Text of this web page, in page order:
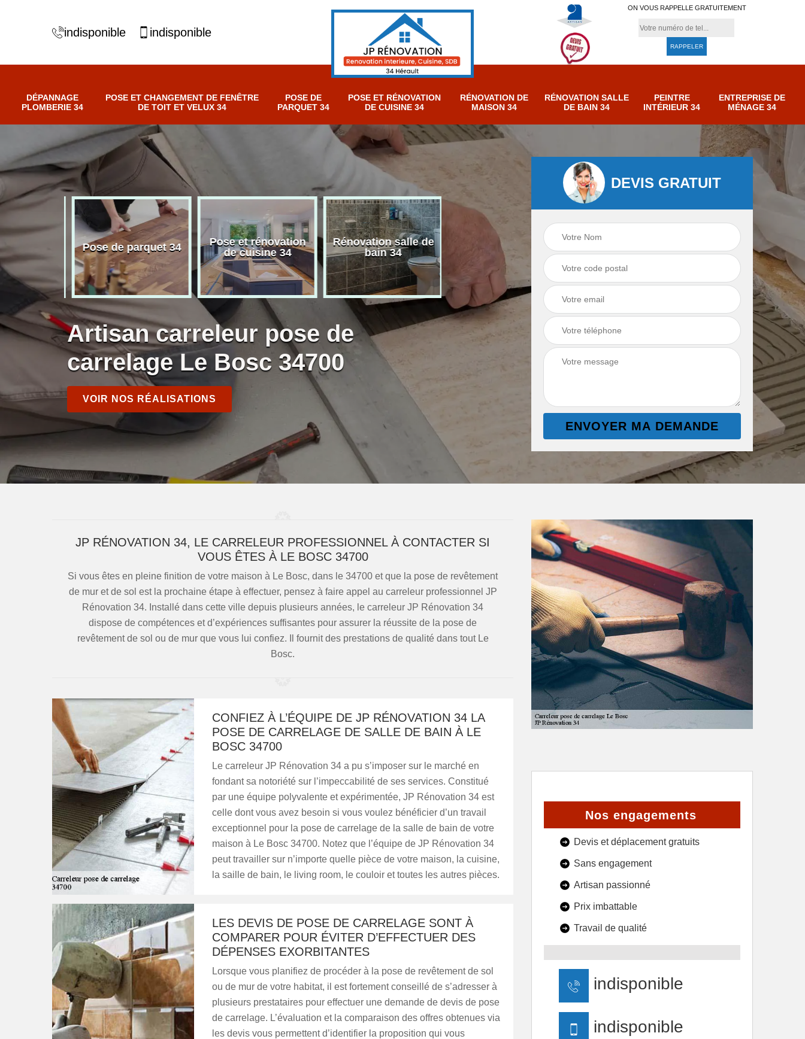
indisponible indisponible
ON VOUS RAPPELLE GRATUITEMENT
DÉPANNAGE
PLOMBERIE 34
POSE ET CHANGEMENT DE FENÊTRE
DE TOIT ET VELUX 34
POSE DE
PARQUET 34
POSE ET RÉNOVATION
DE CUISINE 34
RÉNOVATION DE
MAISON 34
RÉNOVATION SALLE
DE BAIN 34
PEINTRE
INTÉRIEUR 34
ENTREPRISE DE
MÉNAGE 34
et
toit et
34
Pose de parquet 34
Pose et rénovation
de cuisine 34
Rénovation salle de
bain 34
Peintre intérieur 34
Entreprise de
ménage 34
Dépannage
plomberie 34
Artisan carreleur pose de
carrelage Le Bosc 34700
VOIR NOS RÉALISATIONS
DEVIS GRATUIT
JP RÉNOVATION 34, LE CARRELEUR PROFESSIONNEL À CONTACTER SI
VOUS ÊTES À LE BOSC 34700
Si vous êtes en pleine finition de votre maison à Le Bosc, dans le 34700 et que la pose de revêtement
de mur et de sol est la prochaine étape à effectuer, pensez à faire appel au carreleur professionnel JP
Rénovation 34. Installé dans cette ville depuis plusieurs années, le carreleur JP Rénovation 34
dispose de compétences et d’expériences suffisantes pour assurer la réussite de la pose de
revêtement de sol ou de mur que vous lui confiez. Il fournit des prestations de qualité dans tout Le
Bosc.
CONFIEZ À L’ÉQUIPE DE JP RÉNOVATION 34 LA
POSE DE CARRELAGE DE SALLE DE BAIN À LE
BOSC 34700
Le carreleur JP Rénovation 34 a pu s’imposer sur le marché en
fondant sa notoriété sur l’impeccabilité de ses services. Constitué
par une équipe polyvalente et expérimentée, JP Rénovation 34 est
celle dont vous avez besoin si vous voulez bénéficier d’un travail
exceptionnel pour la pose de carrelage de la salle de bain de votre
maison à Le Bosc 34700. Notez que l’équipe de JP Rénovation 34
peut travailler sur n’importe quelle pièce de votre maison, la cuisine,
la saille de bain, le living room, le couloir et toutes les autres pièces.
LES DEVIS DE POSE DE CARRELAGE SONT À
COMPARER POUR ÉVITER D’EFFECTUER DES
DÉPENSES EXORBITANTES
Lorsque vous planifiez de procéder à la pose de revêtement de sol
ou de mur de votre habitat, il est fortement conseillé de s’adresser à
plusieurs prestataires pour effectuer une demande de devis de pose
de carrelage. L’évaluation et la comparaison des offres obtenues via
les devis vous permettent d’identifier la proposition qui vous
Nos engagements
Devis et déplacement gratuits
Sans engagement
Artisan passionné
Prix imbattable
Travail de qualité
indisponible
indisponible